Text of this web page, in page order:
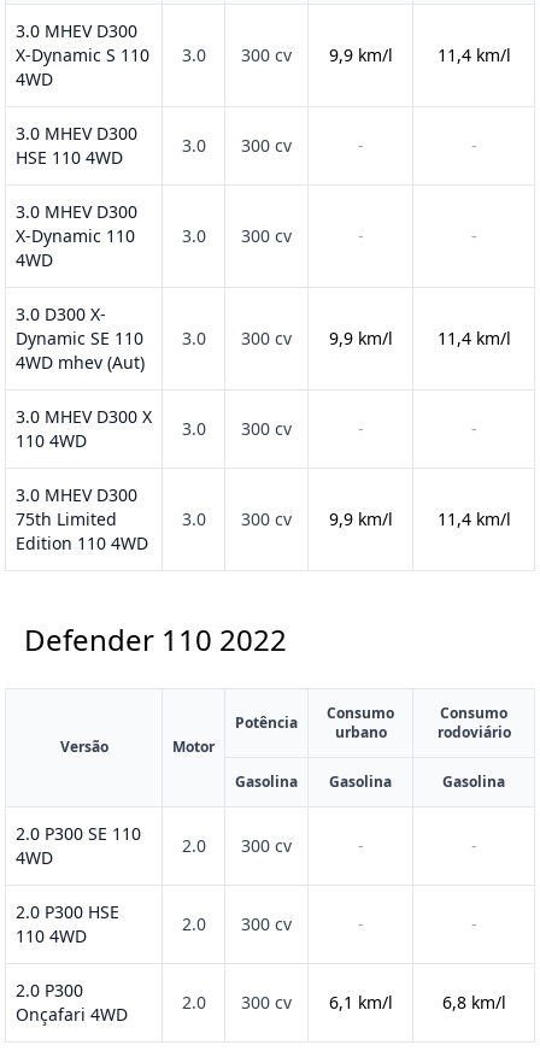
3.0 MHEV D300
X-Dynamic S 110
4WD
3.0 300 cv 9,9 km/l 11,4 km/l
3.0 MHEV D300
HSE 110 4WD
3.0 300 cv - -
3.0 MHEV D300
X-Dynamic 110
4WD
3.0 300 cv - -
3.0 D300 X-
Dynamic SE 110
4WD mhev (Aut)
3.0 300 cv 9,9 km/l 11,4 km/l
3.0 MHEV D300 X
110 4WD
3.0 300 cv - -
3.0 MHEV D300
75th Limited
Edition 110 4WD
3.0 300 cv 9,9 km/l 11,4 km/l
Defender 110 2022
Versão Motor
Potência
Consumo
urbano
Consumo
rodoviário
Gasolina Gasolina Gasolina
2.0 P300 SE 110
4WD
2.0 300 cv - -
2.0 P300 HSE
110 4WD
2.0 300 cv - -
2.0 P300
Onçafari 4WD
2.0 300 cv 6,1 km/l 6,8 km/l